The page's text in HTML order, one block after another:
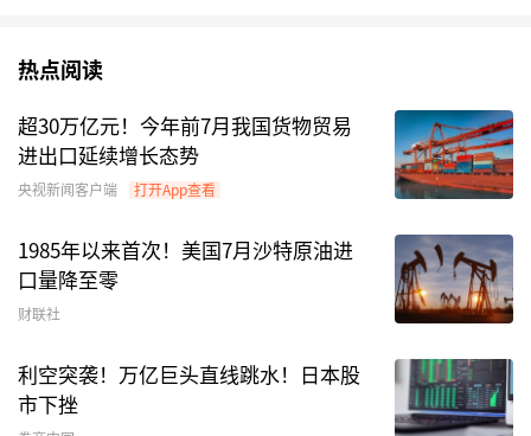
作为一家典型的银行系公募，中加基金主要依靠固
该公司高管近年来变动频繁，董事长和总经理均于
去年发生变更，目前总经理一职暂由首席信息官陈
昕代任。
逆势加仓
成立于2010年的苏州清越光电科技股份有限公司
（下称“清越科技”）正面临退市风险。该公司主
营PMOLED、电子纸与硅基
三大业务，于
热点阅读
超30万亿元！今年前7月我国货物贸易
进出口延续增长态势
央视新闻客户端 打开App查看
1985年以来首次！美国7月沙特原油进
口量降至零
财联社
利空突袭！万亿巨头直线跳水！日本股
市下挫